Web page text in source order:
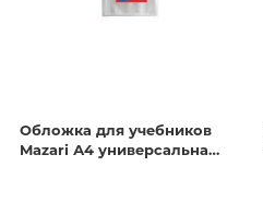
Обложка для учебников
Mazari А4 универсальная